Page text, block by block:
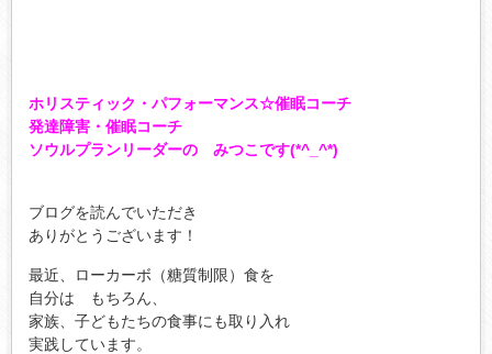
ホリスティック・パフォーマンス☆催眠コーチ
発達障害・催眠コーチ
ソウルプランリーダーの みつこです(*^_^*)
ブログを読んでいただき
ありがとうございます！
最近、ローカーボ（糖質制限）食を
自分は もちろん、
家族、子どもたちの食事にも取り入れ
実践しています。